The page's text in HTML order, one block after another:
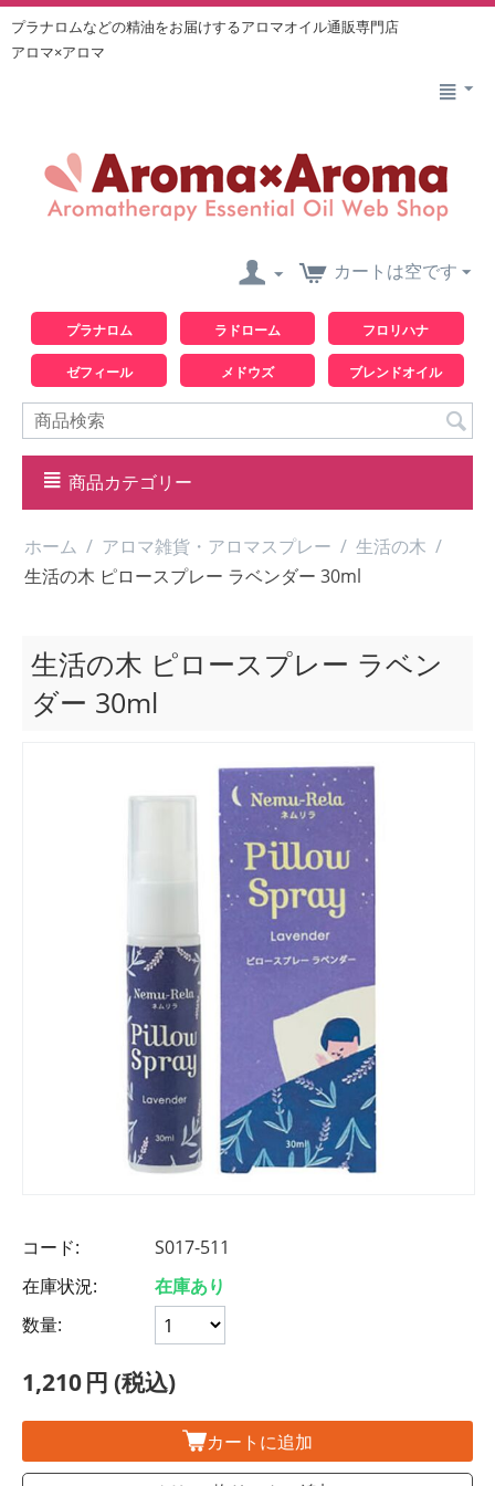
プラナロムなどの精油をお届けするアロマオイル通販専門店
アロマ×アロマ
カートは空です
プラナロム ラドローム フロリハナ
ゼフィール メドウズ ブレンドオイル
商品カテゴリー
ホーム / アロマ雑貨・アロマスプレー / 生活の木 /
生活の木 ピロースプレー ラベンダー 30ml
生活の木 ピロースプレー ラベン
ダー 30ml
コード:
S017-511
在庫状況:
在庫あり
数量:
1,210円 (税込)
カートに追加